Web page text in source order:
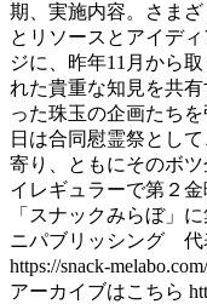
期、実施内容。さま
とリソースとアイデ
ジに、昨年11月から
れた貴重な知見を共
った珠玉の企画たち
日は合同慰霊祭とし
寄り、ともにそのボ
イレギュラーで第２
「スナックみらぼ」
ニパブリッシング
https://snack-
アーカイブはこちら